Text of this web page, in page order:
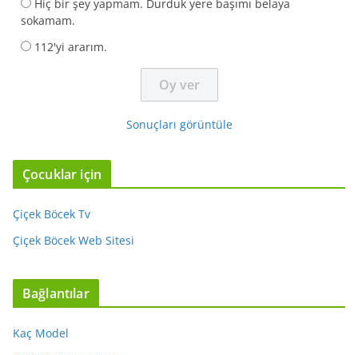
Hiç bir şey yapmam. Durduk yere başımı belaya
sokamam.
112'yi ararım.
Sonuçları görüntüle
Çocuklar için
Çiçek Böcek Tv
Çiçek Böcek Web Sitesi
Bağlantılar
Kaç Model